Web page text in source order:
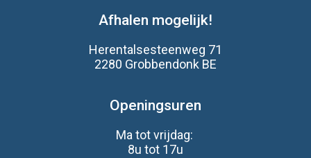
Afhalen mogelijk!
Herentalsesteenweg 71
2280 Grobbendonk BE
Openingsuren
Ma tot vrijdag:
8u tot 17u